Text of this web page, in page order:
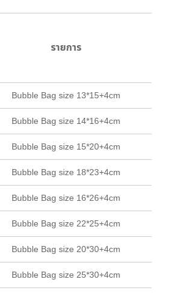
รายการ
Bubble Bag size 13*15+4cm
Bubble Bag size 14*16+4cm
Bubble Bag size 15*20+4cm
Bubble Bag size 18*23+4cm
Bubble Bag size 16*26+4cm
Bubble Bag size 22*25+4cm
Bubble Bag size 20*30+4cm
Bubble Bag size 25*30+4cm